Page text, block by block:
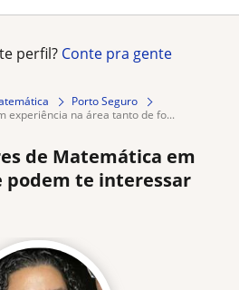
perfil? Conte pra gente
Porto Seguro
experiência na área tanto de fo...
de Matemática em
podem te interessar